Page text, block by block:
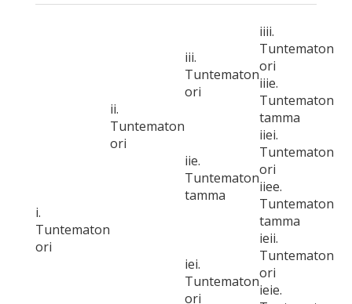
i.
Tuntematon
ori
ii.
Tuntematon
ori
iii.
Tuntematon
ori
iiii.
Tuntematon
ori
iiie.
Tuntematon
tamma
iie.
Tuntematon
tamma
iiei.
Tuntematon
ori
iiee.
Tuntematon
tamma
iei.
Tuntematon
ori
ieii.
Tuntematon
ori
ieie.